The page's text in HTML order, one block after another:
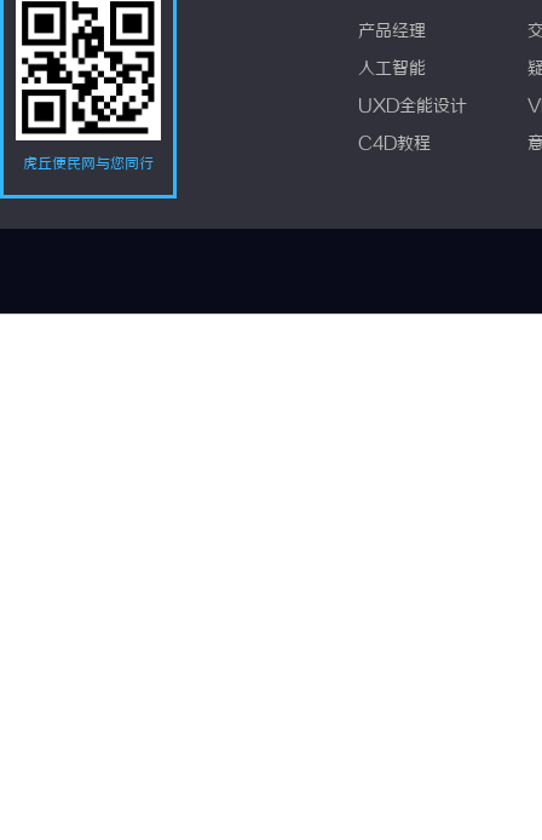
虎丘便民网与您同行
产品经理
人工智能
UXD全能设计
C4D教程